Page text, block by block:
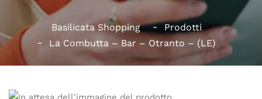
Basilicata Shopping
Prodotti
La Combutta – Bar – Otranto – (LE)